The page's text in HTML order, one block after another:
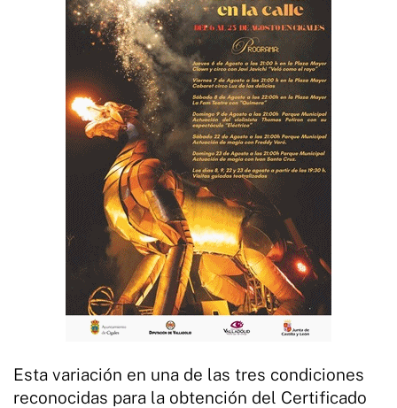
Esta variación en una de las tres condiciones
reconocidas para la obtención del Certificado